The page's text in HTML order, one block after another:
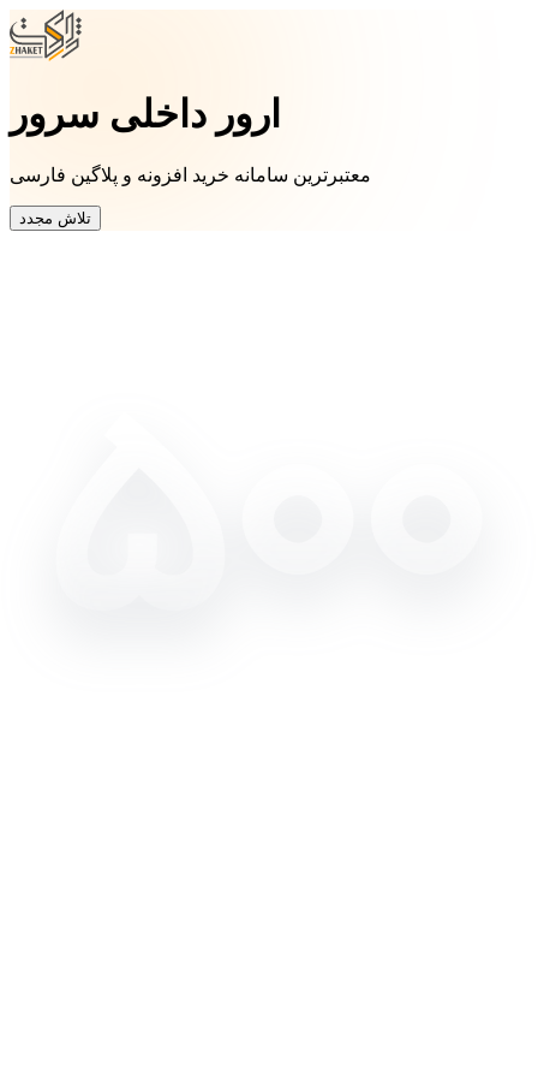
ارور داخلی سرور
معتبرترین سامانه خرید افزونه و پلاگین فارسی
تلاش مجدد